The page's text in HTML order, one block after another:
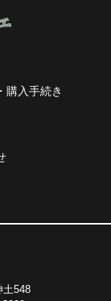
購入手続き
土548